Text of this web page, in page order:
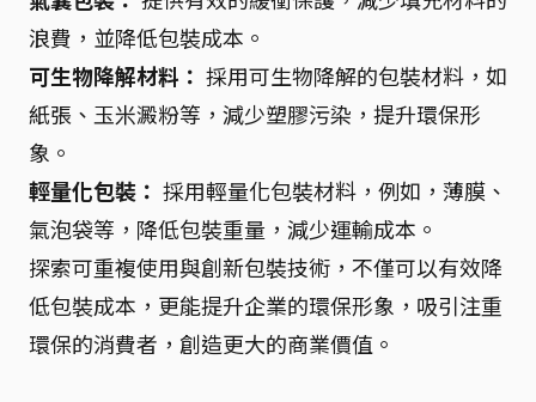
浪費，並降低包裝成本。
可生物降解材料： 採用可生物降解的包裝材料，如
紙張、玉米澱粉等，減少塑膠污染，提升環保形
象。
輕量化包裝： 採用輕量化包裝材料，例如，薄膜、
氣泡袋等，降低包裝重量，減少運輸成本。
探索可重複使用與創新包裝技術，不僅可以有效降
低包裝成本，更能提升企業的環保形象，吸引注重
環保的消費者，創造更大的商業價值。